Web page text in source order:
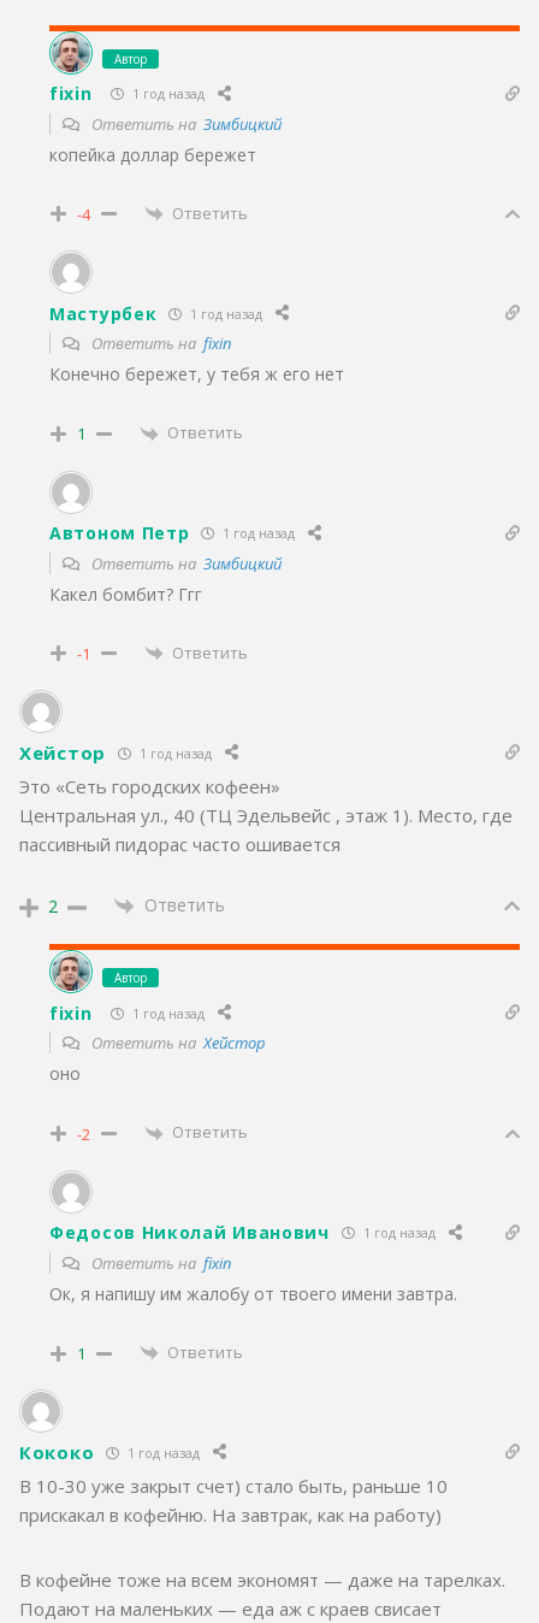
Автор
fixin 1 год назад
Ответить на Зимбицкий
копейка доллар бережет
-4 Ответить
Мастурбек 1 год назад
Ответить на fixin
Конечно бережет, у тебя ж его нет
1 Ответить
Автоном Петр 1 год назад
Ответить на Зимбицкий
Какел бомбит? Ггг
-1 Ответить
Хейстор 1 год назад
Это «Сеть городских кофеен»
Центральная ул., 40 (ТЦ Эдельвейс , этаж 1). Место, где
пассивный пидорас часто ошивается
2 Ответить
Автор
fixin 1 год назад
Ответить наХейстор
оно
-2 Ответить
Федосов Николай Иванович 1 год назад
Ответить на fixin
Ок, я напишу им жалобу от твоего имени завтра.
1 Ответить
Кококо 1 год назад
В 10-30 уже закрыт счет) стало быть, раньше 10
прискакал в кофейню. На завтрак, как на работу)
В кофейне тоже на всем экономят — даже на тарелках.
Подают на маленьких — еда аж с краев свисает